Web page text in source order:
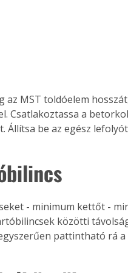
Gyógyító
természet
az MST toldóelem
Csatlakoztassa a
Állítsa be az egész
- minimum kettőt -
közötti
pattintható rá a